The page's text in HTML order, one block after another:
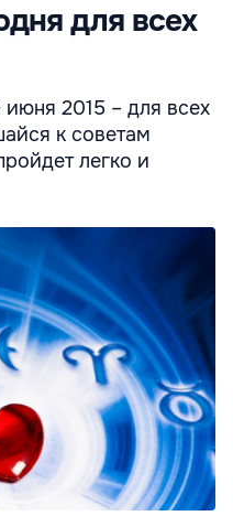
для всех
июня 2015 – для всех
к советам
легко и